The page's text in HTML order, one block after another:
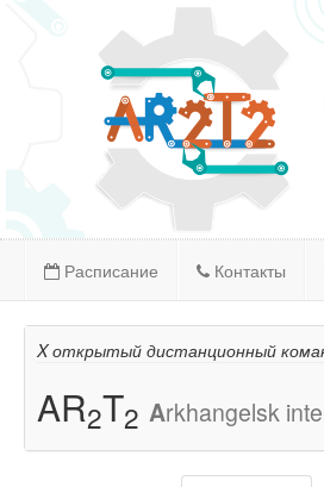
Расписание Контакты
X открытый дистанционный
AR2T2 Arkhangelsk